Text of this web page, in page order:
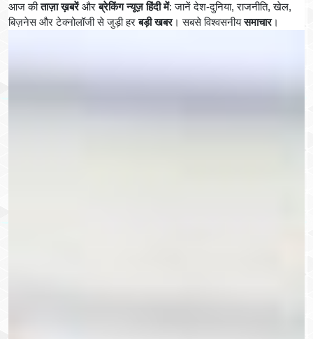
आज कीताज़ा ख़बरेंऔरब्रेकिंग न्यूज़ हिंदी में: जानें देश-दुनिया, राजनीति, खेल,
बिज़नेस और टेक्नोलॉजी से जुड़ी हरबड़ी खबर। सबसे विश्वसनीयसमाचार।